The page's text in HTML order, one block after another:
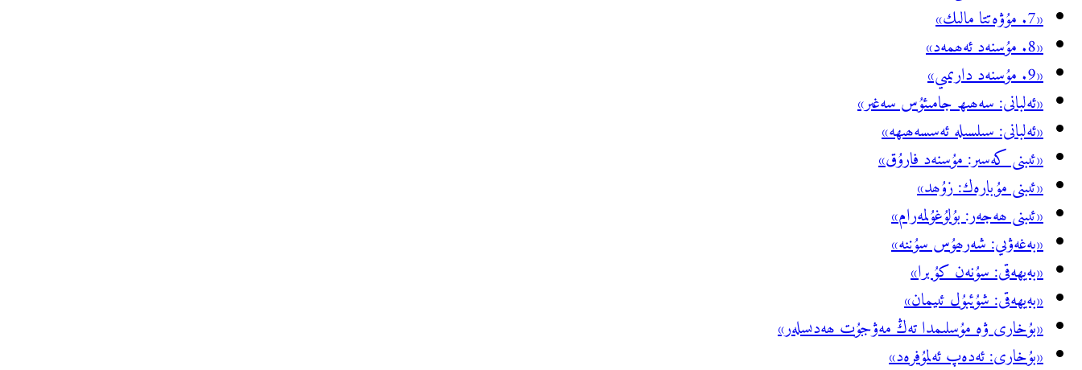
«7. مۇۋەتتا مالىك»
«8. مۇسنەد ئەھمەد»
«9. مۇسنەد دارىمىي»
«ئەلبانى: سەھىھ جامىئۇس سەغىر»
«ئەلبانى: سىلسىلە ئەسسەھىھە»
«ئىبنى كەسىر: مۇسنەد فارۇق»
«ئىبنى مۇبارەك: زۇھد»
«ئىبنى ھەجەر: بۇلۇغۇلمەرام»
«بەغەۋىي: شەرھۇس سۇننە»
«بەيھەقى: سۇنەن كۇبرا»
«بەيھەقى: شۇئبۇل ئىيمان»
«بۇخارى ۋە مۇسلىمدا تەڭ مەۋجۇت ھەدىسلەر»
«بۇخارى: ئەدەپ ئەلمۇفرەد»